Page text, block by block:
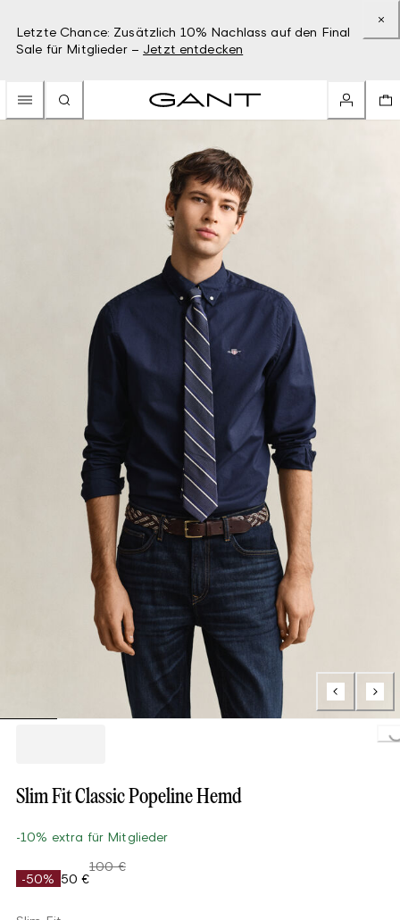
Letzte Chance: Zusätzlich 10% Nachlass auf den Final
Sale für Mitglieder – Jetzt entdecken
Loading...
Slim Fit Classic Popeline Hemd
-10% extra für Mitglieder
-50% 50 €
100 €